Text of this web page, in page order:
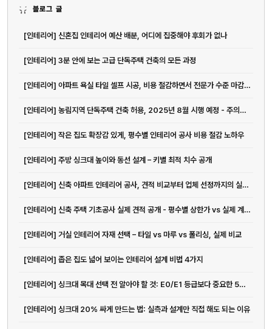
블로그 글
[인테리어] 신혼집 인테리어 예산 배분, 어디에 집중해야 후회가 없나
[인테리어] 3분 안에 보는 고급 단독주택 건축의 모든 과정
[인테리어] 아파트 욕실 타일 셀프 시공, 비용 절감하면서 전문가 수준 마감하는 방법
[인테리어] 농림지역 단독주택 건축 허용, 2025년 8월 시행 예정 - 주의사...
[인테리어] 작은 집도 확장감 있게, 평수별 인테리어 공사 비용 절감 노하우
[인테리어] 주방 싱크대 높이와 동선 설계 – 키별 최적 치수 공개
[인테리어] 신축 아파트 인테리어 공사, 견적 비교부터 업체 선정까지의 실전 가이드
[인테리어] 신축 주택 기초공사 실제 견적 공개 - 평수별 상한가 vs 실제 계약가 비교분석
[인테리어] 거실 인테리어 자재 선택 – 타일 vs 마루 vs 폴리싱, 실제 비교
[인테리어] 좁은 집도 넓어 보이는 인테리어 설계 비법 4가지
[인테리어] 싱크대 목대 선택 전 알아야 할 것: E0/E1 등급보다 중요한 5가지
[인테리어] 싱크대 20% 싸게 만드는 법: 실측과 설계만 직접 해도 되는 이유